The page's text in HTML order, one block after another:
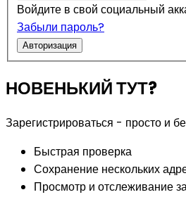
Войдите в свой социальный
Забыли пароль?
Авторизация
НОВЕНЬКИЙ ТУТ?
Зарегистрироваться - просто и
Быстрая проверка
Сохранение нескольких
Просмотр и отслеживание